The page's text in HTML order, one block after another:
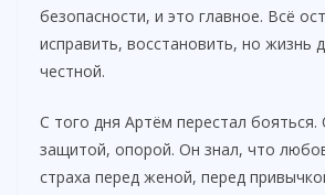
безопасности, и это главное. Всё
исправить, восстановить, но жизнь
честной.
С того дня Артём перестал бояться.
защитой, опорой. Он знал, что
страха перед женой, перед